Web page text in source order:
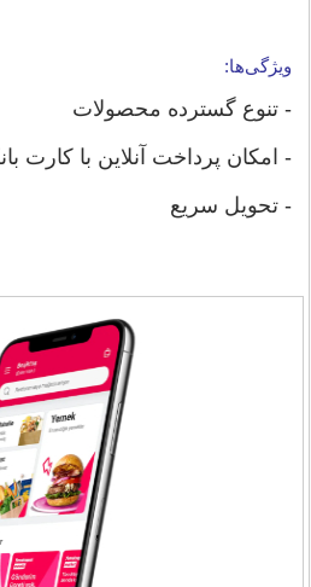
ویژگی‌ها:
- تنوع گسترده محصولات
- امکان پرداخت آنلاین با کارت
- تحویل سریع